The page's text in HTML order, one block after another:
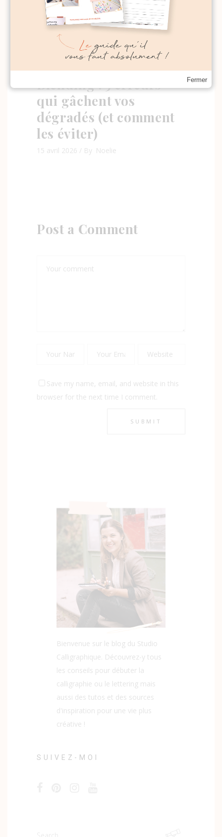
Blending : 5 erreurs
qui gâchent vos
dégradés (et comment
les éviter)
15 avril 2026 By Noelie
Post a Comment
Save my name, email, and website in this
browser for the next time I comment.
Bienvenue sur le blog du Studio
Calligraphique. Découvrez-y tous
les conseils pour débuter la
calligraphie ou le lettering mais
aussi des tutos et des sources
d'inspiration pour une vie plus
créative !
SUIVEZ-MOI
Search
Fermer